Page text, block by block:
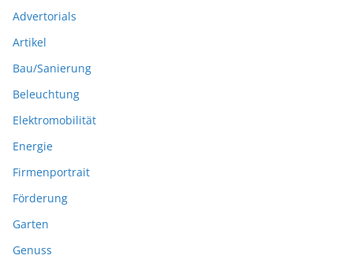
Advertorials
Artikel
Bau/Sanierung
Beleuchtung
Elektromobilität
Energie
Firmenportrait
Förderung
Garten
Genuss